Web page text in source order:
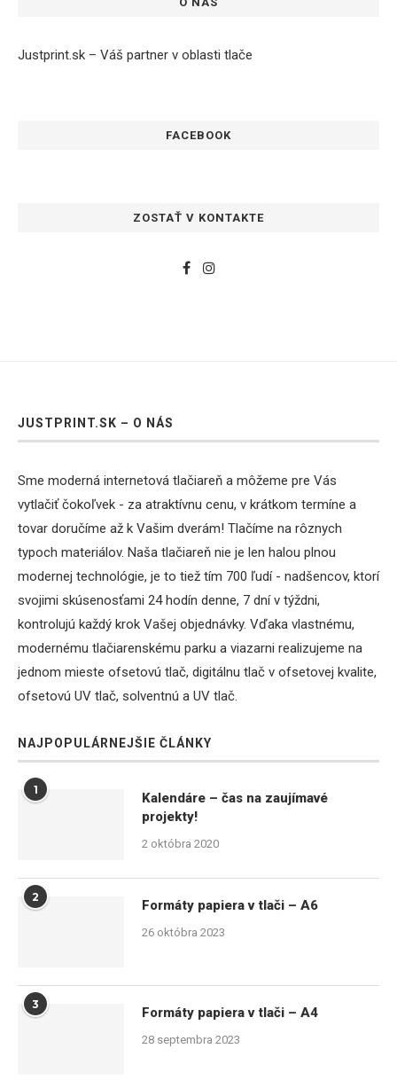
Justprint.sk – Váš partner v oblasti tlače
FACEBOOK
ZOSTAŤ V KONTAKTE
JUSTPRINT.SK – O NÁS
Sme moderná internetová tlačiareň a môžeme pre Vás
vytlačiť čokoľvek - za atraktívnu cenu, v krátkom termíne a
tovar doručíme až k Vašim dverám! Tlačíme na rôznych
typoch materiálov. Naša tlačiareň nie je len halou plnou
modernej technológie, je to tiež tím 700 ľudí - nadšencov, ktorí
svojimi skúsenosťami 24 hodín denne, 7 dní v týždni,
kontrolujú každý krok Vašej objednávky. Vďaka vlastnému,
modernému tlačiarenskému parku a viazarni realizujeme na
jednom mieste ofsetovú tlač, digitálnu tlač v ofsetovej kvalite,
ofsetovú UV tlač, solventnú a UV tlač.
NAJPOPULÁRNEJŠIE ČLÁNKY
1
Kalendáre – čas na zaujímavé
projekty!
2 októbra 2020
2
Formáty papiera v tlači – A6
26 októbra 2023
3
Formáty papiera v tlači – A4
28 septembra 2023